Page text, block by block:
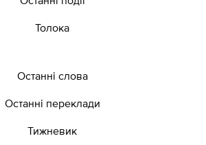
Толока
Останні слова
Останні переклади
Тижневик